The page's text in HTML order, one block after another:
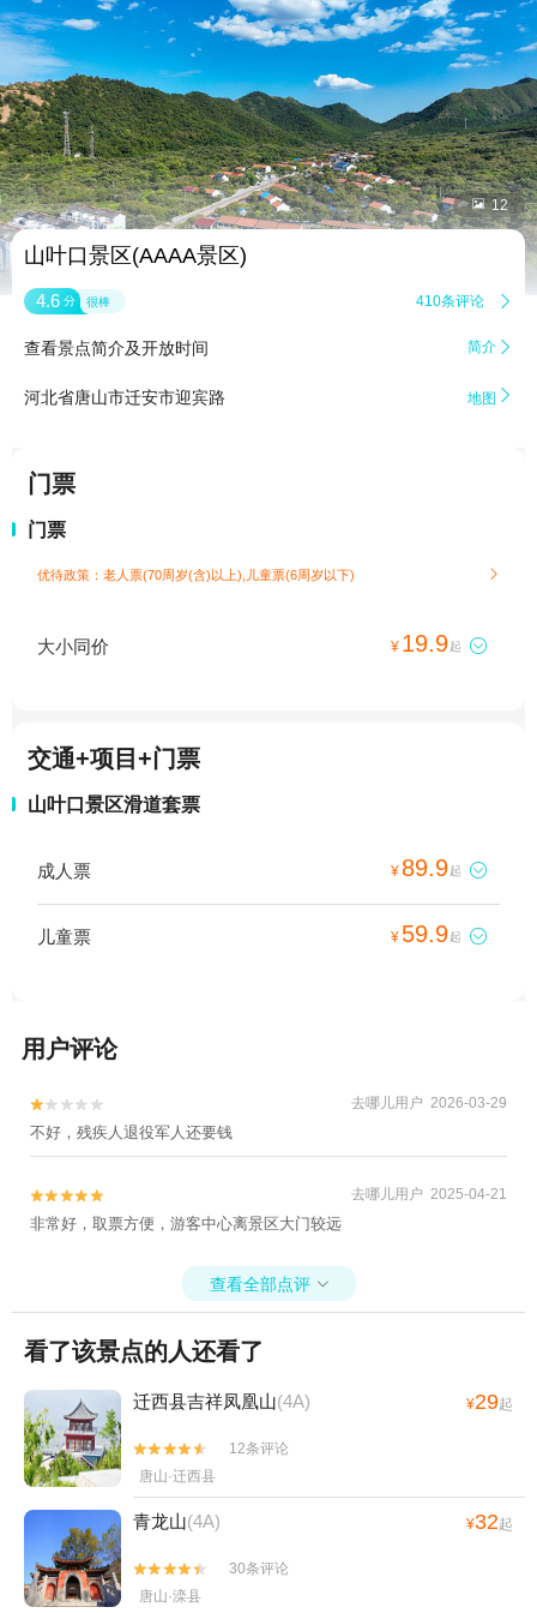
 12
山叶口景区(AAAA景区)
4.6 分 很棒 410条评论 
查看景点简介及开放时间 简介 
河北省唐山市迁安市迎宾路 地图 
门票
门票
优待政策：老人票(70周岁(含)以上),儿童票(6周岁以下) 
大小同价 ¥ 19.9起 
交通+项目+门票
山叶口景区滑道套票
成人票 ¥ 89.9起 
儿童票 ¥ 59.9起 
用户评论

 去哪儿用户 2026-03-29
不好，残疾人退役军人还要钱

 去哪儿用户 2025-04-21
非常好，取票方便，游客中心离景区大门较远
查看全部点评 
看了该景点的人还看了
迁西县吉祥凤凰山(4A) ¥29起


12条评论
唐山·迁西县
青龙山(4A) ¥32起


30条评论
唐山·滦县
